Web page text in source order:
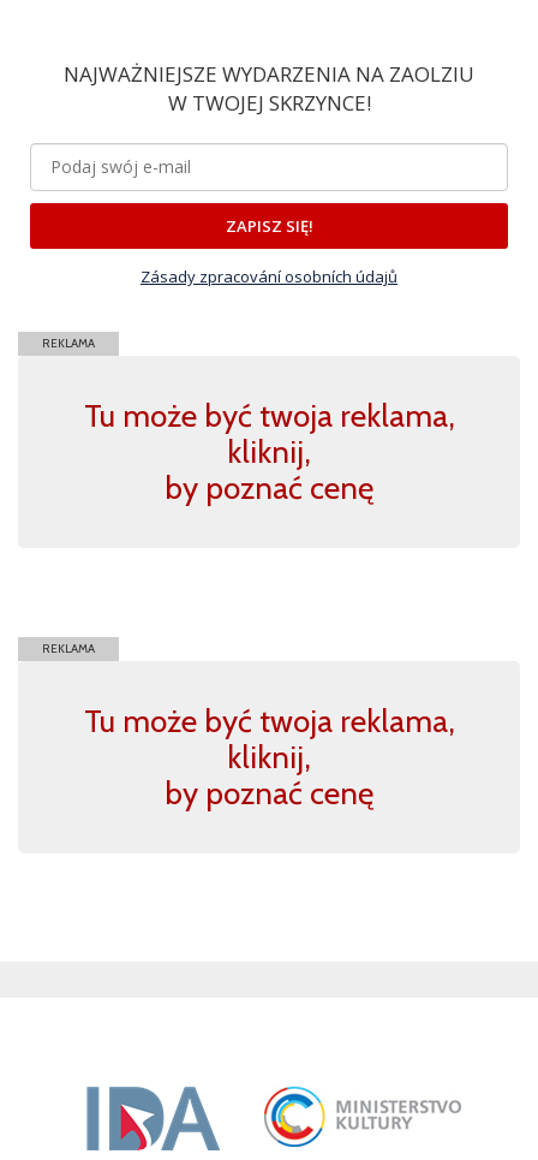
NAJWAŻNIEJSZE WYDARZENIA NA ZAOLZIU
W TWOJEJ SKRZYNCE!
ZAPISZ SIĘ!
Zásady zpracování osobních údajů
REKLAMA
Tu może być twoja reklama,
kliknij,
by poznać cenę
REKLAMA
Tu może być twoja reklama,
kliknij,
by poznać cenę